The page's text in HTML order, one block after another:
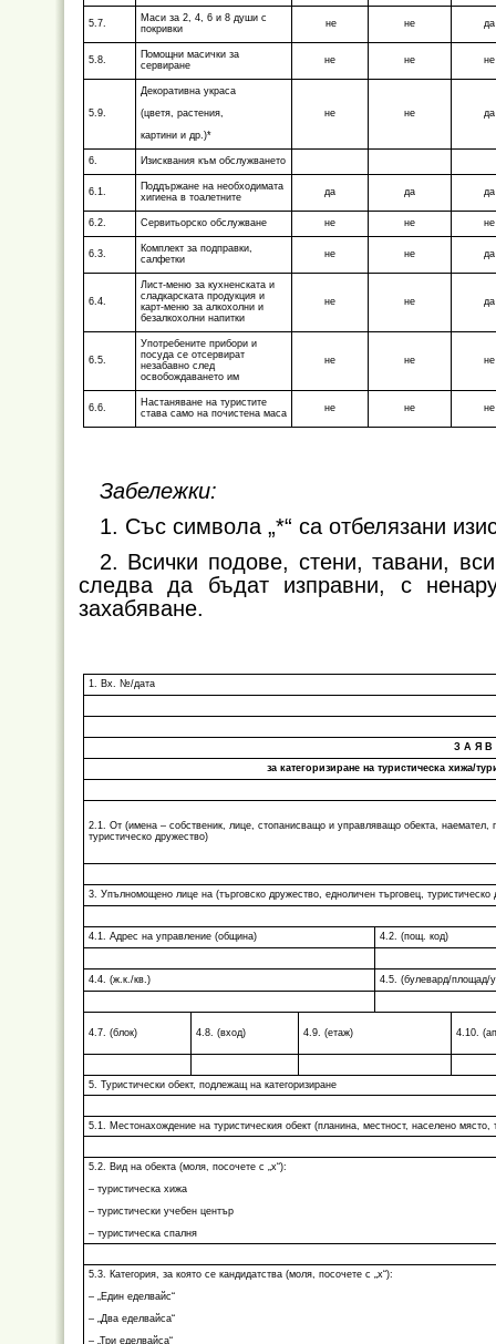
5.7.
Маси за 2, 4, 6 и 8 души с
покривки
не не да
5.8.
Помощни масички за
сервиране
не не не
5.9.
Декоративна украса
(цветя, растения,
картини и др.)*
не не да
6. Изисквания към обслужването
6.1.
Поддържане на необходимата
хигиена в тоалетните
да да да
6.2. Сервитьорско обслужване не не не
6.3.
Комплект за подправки,
салфетки
не не да
6.4.
Лист-меню за кухненската и
сладкарската продукция и
карт-меню за алкохолни и
безалкохолни напитки
не не да
6.5.
Употребените прибори и
посуда се отсервират
незабавно след
освобождаването им
не не не
6.6.
Настаняване на туристите
става само на почистена маса
не не не
Забележки:
1. Със символа „*“ са отбелязани
2. Всички подове, стени, тавани,
следва да бъдат изправни, с
захабяване.
1. Вх. №/дата
З А Я В
за категоризиране на туристическа хижа/
2.1. От (имена – собственик, лице, стопанисващо и управляващо обекта, наемател,
туристическо дружество)
3. Упълномощено лице на (търговско дружество, едноличен търговец, туристическо
4.1. Адрес на управление (община) 4.2. (пощ. код)
4.4. (ж.к./кв.) 4.5. (булевард/площад/
4.7. (блок) 4.8. (вход) 4.9. (етаж) 4.10.
5. Туристически обект, подлежащ на категоризиране
5.1. Местонахождение на туристическия обект (планина, местност, населено място,
5.2. Вид на обекта (моля, посочете с „х“):
– туристическа хижа
– туристически учебен център
– туристическа спалня
5.3. Категория, за която се кандидатства (моля, посочете с „х“):
– „Един еделвайс“
– „Два еделвайса“
– „Три еделвайса“